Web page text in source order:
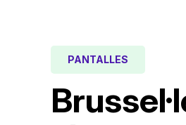
PANTALLES